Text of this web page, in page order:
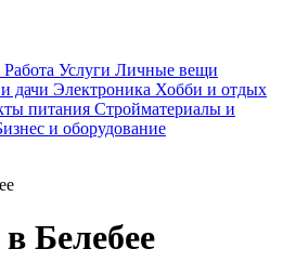
Работа Услуги Личные вещи
дачи Электроника Хобби и отдых
питания Стройматериалы и
и оборудование
Белебее